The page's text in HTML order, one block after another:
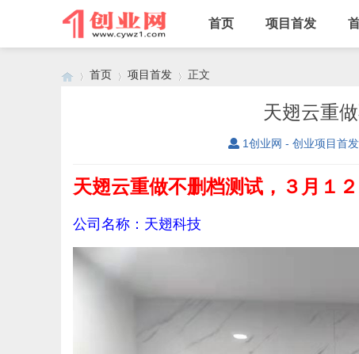
首页 项目首发
首页 项目首发 正文
天翅云重
1创业网 - 创业项目首
天翅云重做不删档测试，３月１
公司名称：天翅科技